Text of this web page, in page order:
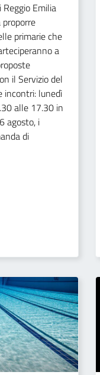
Emilia
primarie che
a
il Servizio del
incontri: lunedì
alle 17.30 in
agosto, i
di